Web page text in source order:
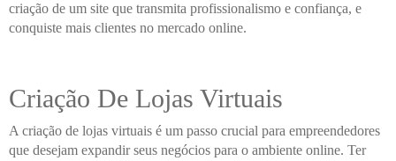
criação de um site que transmita profissionalismo e confiança, e
conquiste mais clientes no mercado online.
Criação De Lojas Virtuais
A criação de lojas virtuais é um passo crucial para empreendedores
que desejam expandir seus negócios para o ambiente online. Ter